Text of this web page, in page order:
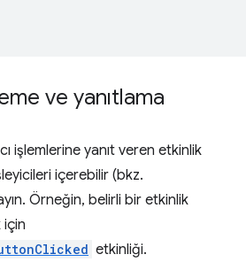
ve yanıtlama
işlemlerine yanıt veren etkinlik
içerebilir (bkz.
Örneğin, belirli bir etkinlik
için
etkinliği.